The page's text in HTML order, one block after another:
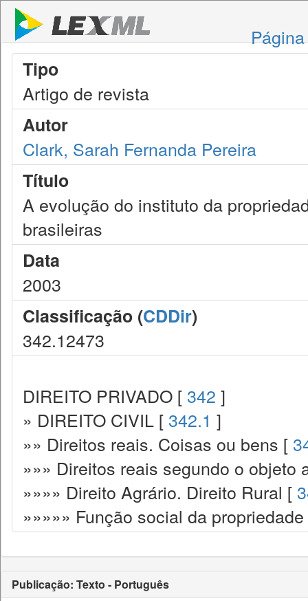
Tipo
Artigo de revista
Autor
Clark, Sarah Fernanda Pereira
Título
A evolução do instituto da
brasileiras
Data
2003
Classificação (CDDir)
342.12473
DIREITO PRIVADO [ 342 ]
» DIREITO CIVIL [ 342.1 ]
»» Direitos reais. Coisas ou bens [
»»» Direitos reais segundo o
»»»» Direito Agrário. Direito Rural [
»»»»» Função social da
Publicação: Texto - Português